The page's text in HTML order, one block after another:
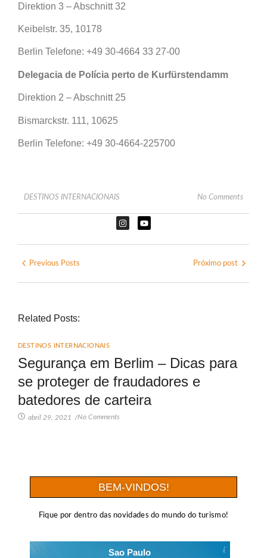
Direktion 3 – Abschnitt 32
Keibelstr. 35, 10178
Berlin Telefone: +49 30-4664 33 27-00
Delegacia de Polícia perto de Kurfürstendamm
Direktion 2 – Abschnitt 25
Bismarckstr. 111, 10625
Berlin Telefone: +49 30-4664-225700
DESTINOS INTERNACIONAIS No Comments
Previous Posts Próximo post
Related Posts:
DESTINOS INTERNACIONAIS
Segurança em Berlim – Dicas para
se proteger de fraudadores e
batedores de carteira
abril 29, 2021 /No Comments
BEM-VINDOS!
Fique por dentro das novidades do mundo do turismo!
Sao Paulo